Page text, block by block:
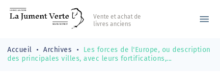
Vente et achat de
livres anciens
menu
Accueil Archives
Les forces de l'Europe, ou description
des principales villes, avec leurs fortifications,...